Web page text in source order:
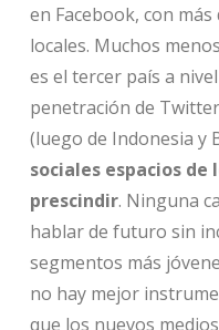
en Facebook, con
locales. Muchos
es el tercer país a
penetración de
(luego de Indonesia y
sociales espacios de
prescindir. Ninguna
hablar de futuro sin
segmentos más
no hay mejor
que los nuevos